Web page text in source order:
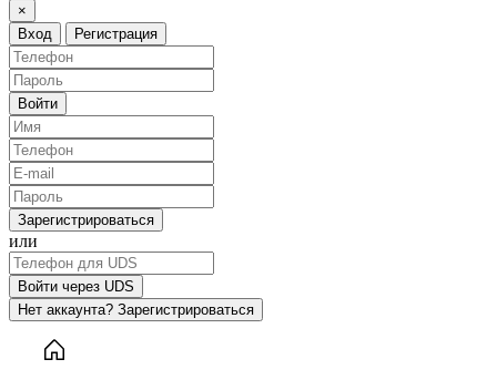
×
Вход
Регистрация
Войти
Зарегистрироваться
или
Войти через UDS
Нет аккаунта? Зарегистрироваться